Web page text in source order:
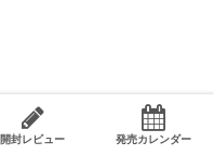
開封レビュー 発売カレンダー